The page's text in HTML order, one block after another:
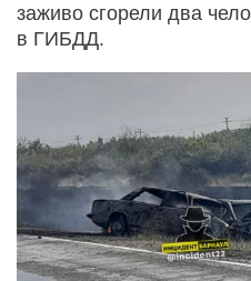
заживо сгорели два
в ГИБДД.